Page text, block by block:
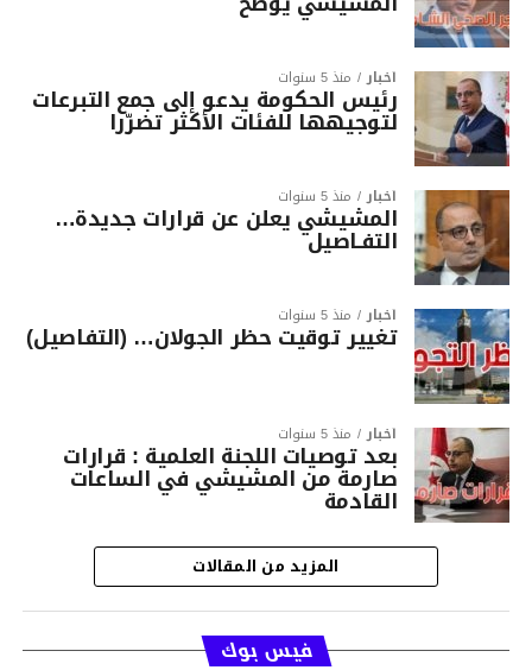
أخبار منذ 5 سنوات
رئيس الحكومة يدعو إلى جمع التبرعات
لتوجيهها للفئات الأكثر تضرّرا
أخبار منذ 5 سنوات
المشيشي يعلن عن قرارات جديدة…
التفـاصيل
أخبار منذ 5 سنوات
تغيير توقيت حظر الجولان… (التفاصيل)
أخبار منذ 5 سنوات
بعد توصيات اللجنة العلمية : قرارات
صارمة من المشيشي في الساعات
القادمة
المزيد من المقالات
فيس بوك